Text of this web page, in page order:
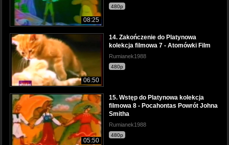
08:25
480p
06:50
14. Zakończenie do Platynowa
kolekcja filmowa 7 - Atomówki Film
Rumianek1988
480p
05:50
15. Wstęp do Platynowa kolekcja
filmowa 8 - Pocahontas Powrót Johna
Smitha
Rumianek1988
480p